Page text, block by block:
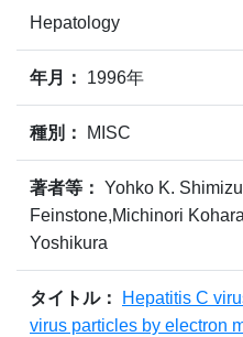
Hepatology
年月： 1996年
種別： MISC
著者等： Yohko K.
Feinstone,Michinori
Yoshikura
タイトル：
Hepatitis C
virus particles by electron